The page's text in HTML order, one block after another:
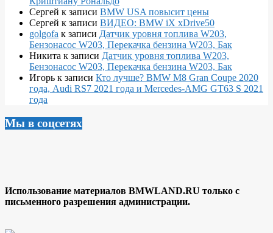
Сергей к записи BMW USA повысит цены
Сергей к записи ВИДЕО: BMW iX xDrive50
golgofa к записи Датчик уровня топлива W203,
Бензонасос W203, Перекачка бензина W203, Бак
Никита к записи Датчик уровня топлива W203,
Бензонасос W203, Перекачка бензина W203, Бак
Игорь к записи Кто лучше? BMW M8 Gran Coupe 2020
года, Audi RS7 2021 года и Mercedes-AMG GT63 S 2021
года
Мы в соцсетях
Использование материалов BMWLAND.RU только с
письменного разрешения администрации.